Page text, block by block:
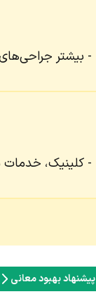
بیشتر
کلینیک، خدمات
پیشنهاد بهبود معانی